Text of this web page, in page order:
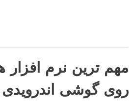
مهم ترین نرم افزار
روی گوشی